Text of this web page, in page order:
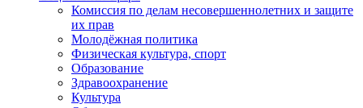
Комиссия по делам несовершеннолетних и защите
их прав
Молодёжная политика
Физическая культура, спорт
Образование
Здравоохранение
Культура